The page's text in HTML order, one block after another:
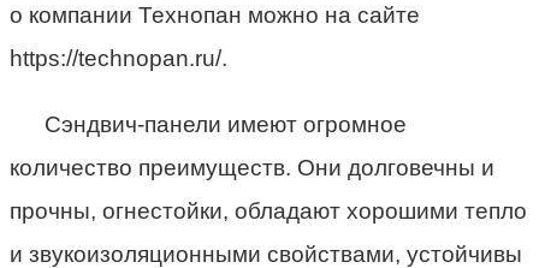
о компании Технопан можно на сайте
https://technopan.ru/.
Сэндвич-панели имеют огромное
количество преимуществ. Они долговечны и
прочны, огнестойки, обладают хорошими тепло
и звукоизоляционными свойствами, устойчивы